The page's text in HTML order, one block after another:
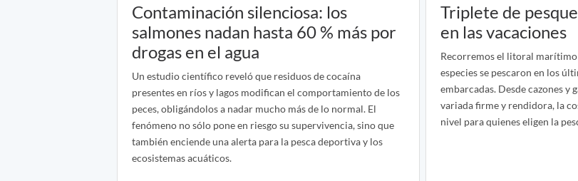
Contaminación silenciosa: los
salmones nadan hasta 60 % más por
drogas en el agua
Un estudio científico reveló que residuos de cocaína
presentes en ríos y lagos modifican el comportamiento de los
peces, obligándolos a nadar mucho más de lo normal. El
fenómeno no sólo pone en riesgo su supervivencia, sino que
también enciende una alerta para la pesca deportiva y los
ecosistemas acuáticos.
Triplete de
en las vacaciones
Recorremos el litoral marítimo
especies se pescaron en los
embarcadas. Desde cazones y
variada firme y rendidora, la
nivel para quienes eligen la